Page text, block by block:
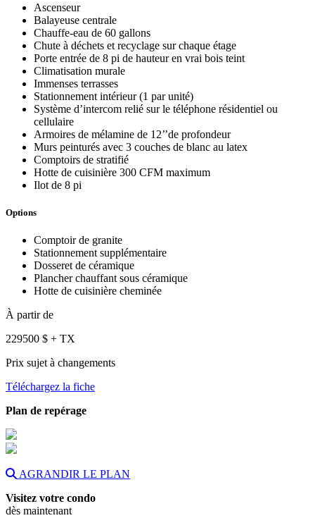
Ascenseur
Balayeuse centrale
Chauffe-eau de 60 gallons
Chute à déchets et recyclage sur chaque étage
Porte entrée de 8 pi de hauteur en vrai bois teint
Climatisation murale
Immenses terrasses
Stationnement intérieur (1 par unité)
Système d’intercom relié sur le téléphone résidentiel ou
cellulaire
Armoires de mélamine de 12’’de profondeur
Murs peinturés avec 3 couches de blanc au latex
Comptoirs de stratifié
Hotte de cuisinière 300 CFM maximum
Ilot de 8 pi
Options
Comptoir de granite
Stationnement supplémentaire
Dosseret de céramique
Plancher chauffant sous céramique
Hotte de cuisinière cheminée
À partir de
229500 $ + TX
Prix sujet à changements
Téléchargez la fiche
Plan de repérage
AGRANDIR LE PLAN
Visitez votre condo
dès maintenant